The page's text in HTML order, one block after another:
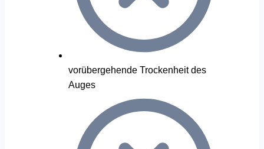
vorübergehende Trockenheit des
Auges